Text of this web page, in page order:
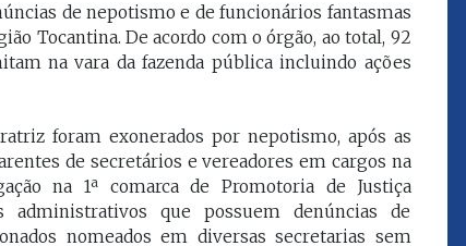
de nepotismo e de funcionários fantasmas
Tocantina. De acordo com o órgão, ao total, 92
na vara da fazenda pública incluindo ações
foram exonerados por nepotismo, após as
de secretários e vereadores em cargos na
na 1ª comarca de Promotoria de Justiça
administrativos que possuem denúncias de
nomeados em diversas secretarias sem
no
e de
da Justiça
biênio
o Biênio
biênio 2022/2024. É
presidente do TJMA no
biênio 2024/2026.